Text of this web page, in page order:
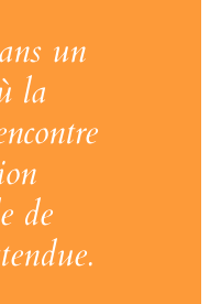
un
la
de